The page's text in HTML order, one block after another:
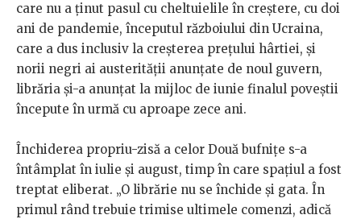
care nu a ținut pasul cu cheltuielile în creștere, cu doi
ani de pandemie, începutul războiului din Ucraina,
care a dus inclusiv la creșterea prețului hârtiei, și
norii negri ai austerității anunțate de noul guvern,
librăria și-a anunțat la mijloc de iunie finalul poveștii
începute în urmă cu aproape zece ani.
Închiderea propriu-zisă a celor Două bufnițe s-a
întâmplat în iulie și august, timp în care spațiul a fost
treptat eliberat. „O librărie nu se închide și gata. În
primul rând trebuie trimise ultimele comenzi, adică